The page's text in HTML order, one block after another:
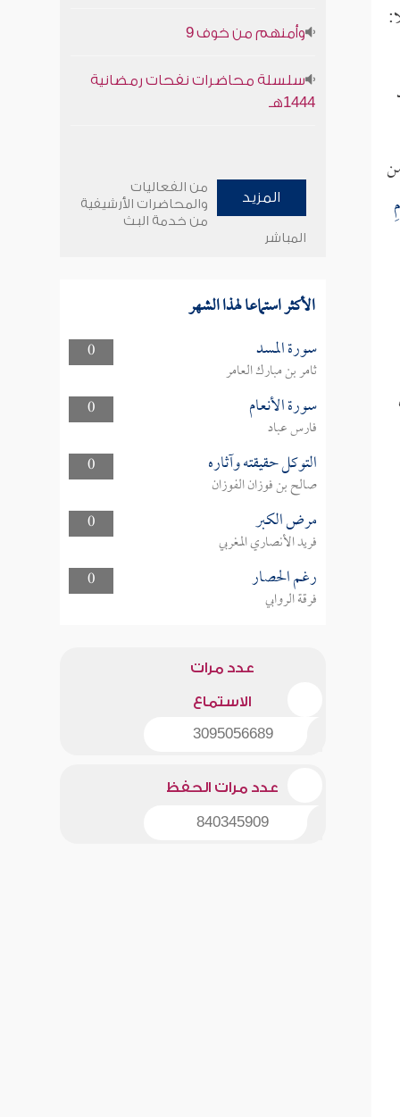
وأمنهم من خوف 9
سلسلة محاضرات نفحات رمضانية
1444هـ
المزيد
من الفعاليات
والمحاضرات الأرشيفية
من خدمة البث
المباشر
الأكثر استماعا لهذا الشهر
0 سورة المسد
ثامر بن مبارك العامر
0
سورة الأنعام
فارس عباد
0
التوكل حقيقته وآثاره
صالح بن فوزان الفوزان
0
مرض الكبر
فريد الأنصاري المغربي
0
رغم الحصار
فرقة الروابي
عدد مرات
الاستماع
3095056689
عدد مرات الحفظ
840345909